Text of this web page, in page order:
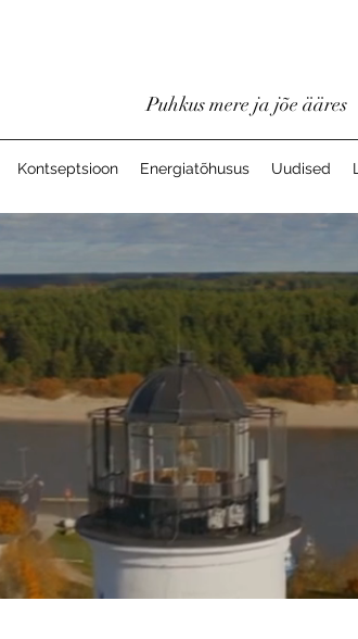
Puhkus mere ja jõe ääres
Kontseptsioon Energiatõhusus Uudised